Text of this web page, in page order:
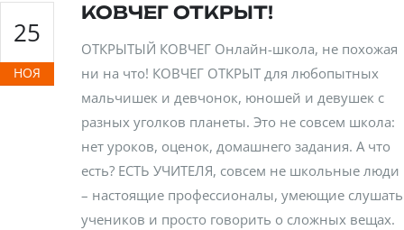
25
НОЯ
КОВЧЕГ ОТКРЫТ!
ОТКРЫТЫЙ КОВЧЕГ Онлайн-школа, не похожая
ни на что! КОВЧЕГ ОТКРЫТ для любопытных
мальчишек и девчонок, юношей и девушек с
разных уголков планеты. Это не совсем школа:
нет уроков, оценок, домашнего задания. А что
есть? ЕСТЬ УЧИТЕЛЯ, совсем не школьные люди
– настоящие профессионалы, умеющие слушать
учеников и просто говорить о сложных вещах.